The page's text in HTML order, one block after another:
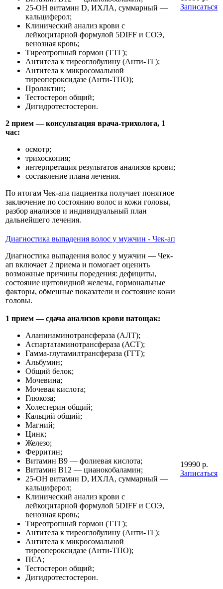
25-OH витамин D, ИХЛА, суммарный —
кальциферол;
Клинический анализ крови с
лейкоцитарной формулой 5DIFF и СОЭ,
венозная кровь;
Тиреотропный гормон (ТТГ);
Антитела к тиреоглобулину (Анти-ТГ);
Антитела к микросомальной
тиреопероксидазе (Анти-ТПО);
Пролактин;
Тестостерон общий;
Дигидротестостерон.
2 прием — консультация врача-трихолога, 1
час:
осмотр;
трихоскопия;
интерпретация результатов анализов крови;
составление плана лечения.
По итогам Чек-апа пациентка получает понятное
заключение по состоянию волос и кожи головы,
разбор анализов и индивидуальный план
дальнейшего лечения.
Записаться
Диагностика выпадения волос у мужчин - Чек-ап
Диагностика выпадения волос у мужчин — Чек-
ап включает 2 приема и помогает оценить
возможные причины поредения: дефициты,
состояние щитовидной железы, гормональные
факторы, обменные показатели и состояние кожи
головы.
1 прием — сдача анализов крови натощак:
Аланинаминотрансфераза (АЛТ);
Аспартатаминотрансфераза (АСТ);
Гамма-глутамилтрансфераза (ГГТ);
Альбумин;
Общий белок;
Мочевина;
Мочевая кислота;
Глюкоза;
Холестерин общий;
Кальций общий;
Магний;
Цинк;
Железо;
Ферритин;
Витамин B9 — фолиевая кислота;
Витамин B12 — цианокобаламин;
25-OH витамин D, ИХЛА, суммарный —
кальциферол;
Клинический анализ крови с
лейкоцитарной формулой 5DIFF и СОЭ,
венозная кровь;
Тиреотропный гормон (ТТГ);
Антитела к тиреоглобулину (Анти-ТГ);
Антитела к микросомальной
тиреопероксидазе (Анти-ТПО);
ПСА;
Тестостерон общий;
Дигидротестостерон.
19990 р.
Записаться